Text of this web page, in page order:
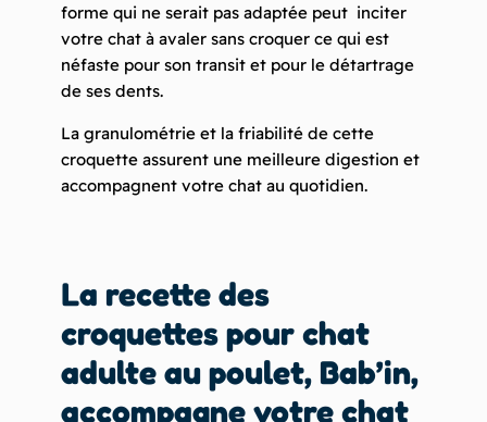
forme qui ne serait pas adaptée peut inciter
votre chat à avaler sans croquer ce qui est
néfaste pour son transit et pour le détartrage
de ses dents.
La granulométrie et la friabilité de cette
croquette assurent une meilleure digestion et
accompagnent votre chat au quotidien.
La recette des
croquettes pour chat
adulte au poulet, Bab’in,
accompagne votre chat